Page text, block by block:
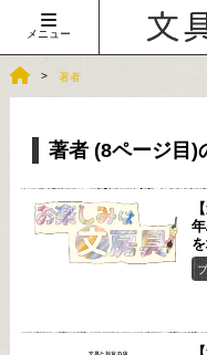
メニュー
著者
著者 (8ページ目)